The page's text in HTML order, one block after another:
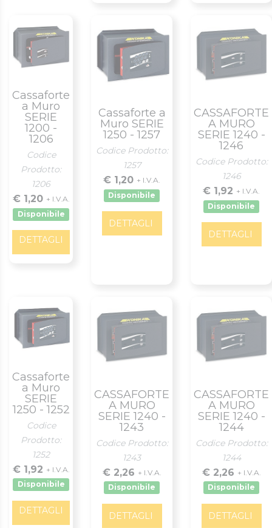
Cassaforte
a Muro
SERIE
1200 -
1206
Codice
Prodotto:
1206
€ 1,20 + I.V.A.
Disponibile
DETTAGLI
Cassaforte a
Muro SERIE
1250 - 1257
Codice Prodotto:
1257
€ 1,20 + I.V.A.
Disponibile
DETTAGLI
CASSAFORTE
A MURO
SERIE 1240 -
1246
Codice Prodotto:
1246
€ 1,92 + I.V.A.
Disponibile
DETTAGLI
Cassaforte
a Muro
SERIE
1250 - 1252
Codice
Prodotto:
1252
€ 1,92 + I.V.A.
Disponibile
DETTAGLI
CASSAFORTE
A MURO
SERIE 1240 -
1243
Codice Prodotto:
1243
€ 2,26 + I.V.A.
Disponibile
DETTAGLI
CASSAFORTE
A MURO
SERIE 1240 -
1244
Codice Prodotto:
1244
€ 2,26 + I.V.A.
Disponibile
DETTAGLI